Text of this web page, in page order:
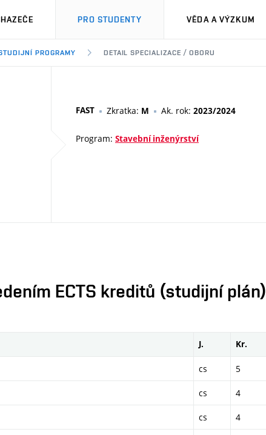
PRO STUDENTY VĚDA A VÝZKUM
PROGRAMY DETAIL SPECIALIZACE / OBORU
FAST Zkratka: M Ak. rok: 2023/2024
Program: Stavební inženýrství
ECTS kreditů (studijní plán)
J. Kr.
cs 5
cs 4
cs 4